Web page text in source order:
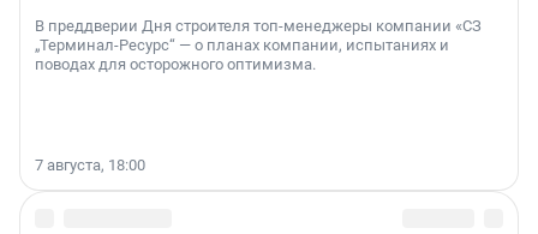
В преддверии Дня строителя топ-менеджеры компании «СЗ
„Терминал-Ресурс“ — о планах компании, испытаниях и
поводах для осторожного оптимизма.
7 августа, 18:00